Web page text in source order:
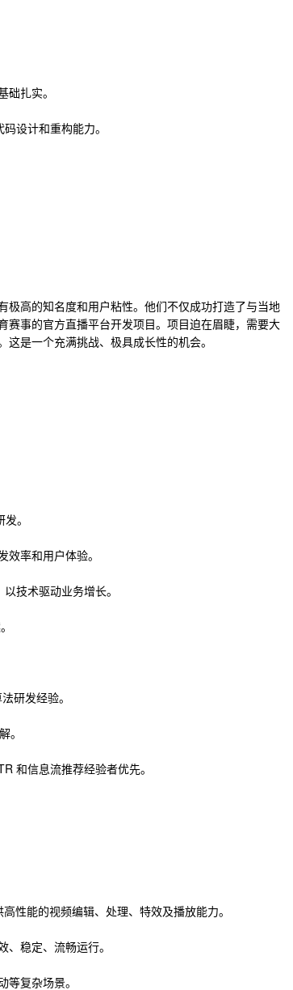
扎实。
设计和重构能力。
高的知名度和用户粘性。他们不仅成功打造了与当地
事的官方直播平台开发项目。项目迫在眉睫，需要大
是一个充满挑战、极具成长性的机会。
。
率和用户体验。
技术驱动业务增长。
研发经验。
。
和信息流推荐经验者优先。
性能的视频编辑、处理、特效及播放能力。
稳定、流畅运行。
复杂场景。